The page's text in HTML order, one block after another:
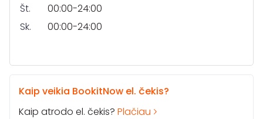
Št.
00:00-24:00
Sk.
00:00-24:00
Kaip veikia BookitNow el. čekis?
Kaip atrodo el. čekis? Plačiau